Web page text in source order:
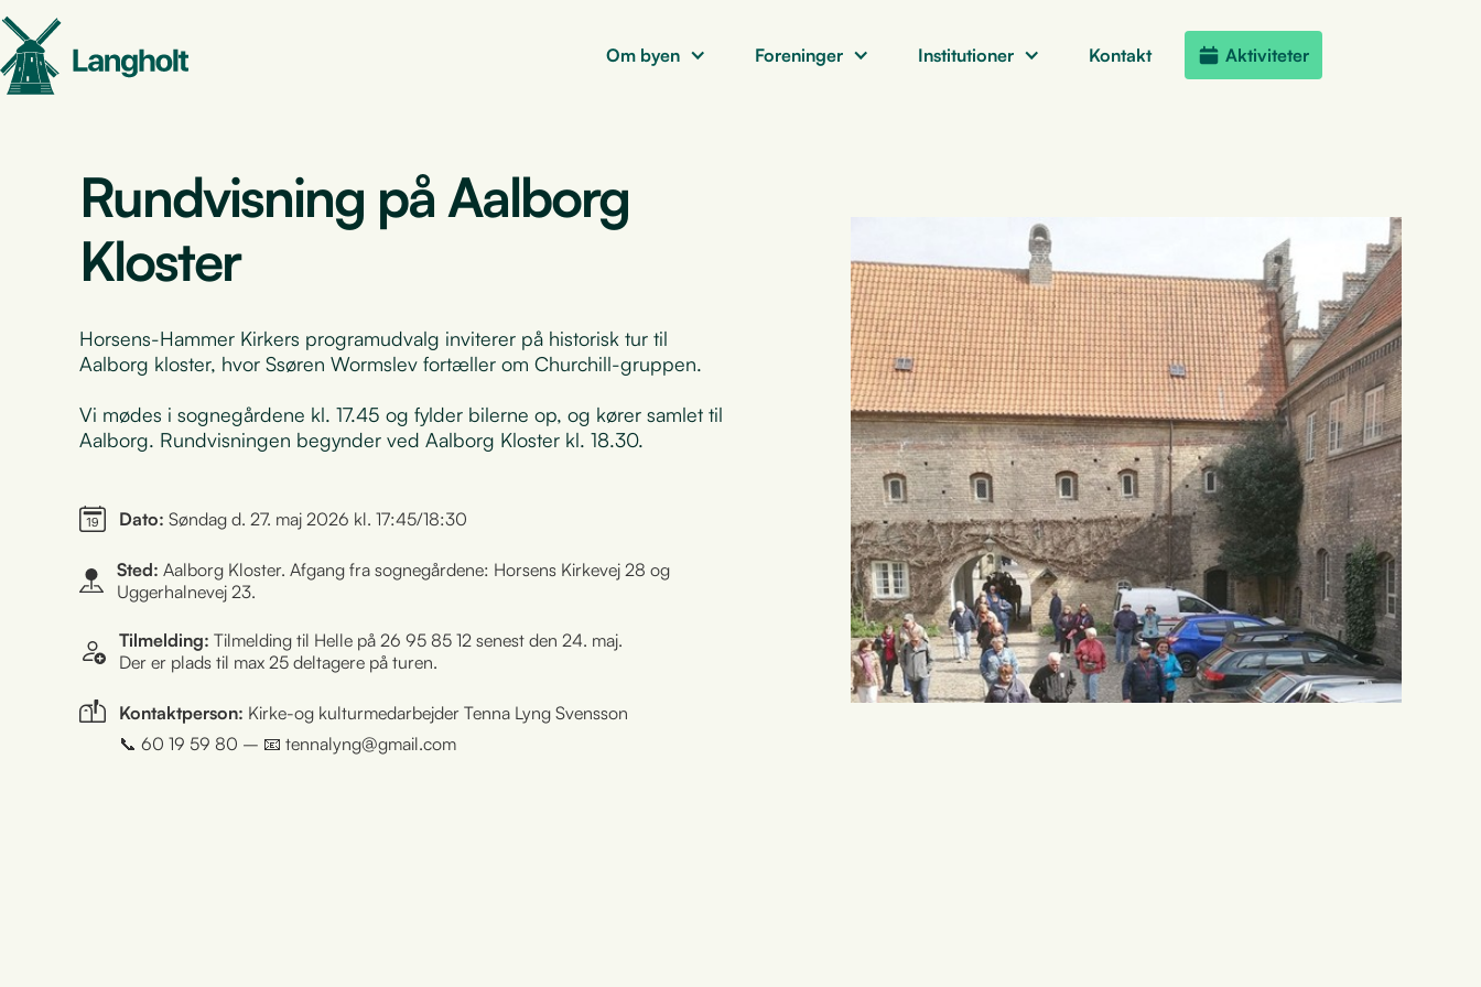
Om byen Foreninger Institutioner Kontakt Aktiviteter
Rundvisning på Aalborg
Kloster
Horsens-Hammer Kirkers programudvalg inviterer på historisk tur til
Aalborg kloster, hvor Ssøren Wormslev fortæller om Churchill-gruppen.
Vi mødes i sognegårdene kl. 17.45 og fylder bilerne op, og kører samlet til
Aalborg. Rundvisningen begynder ved Aalborg Kloster kl. 18.30.
Dato: Søndag d. 27. maj 2026 kl. 17:45/18:30
Sted: Aalborg Kloster. Afgang fra sognegårdene: Horsens Kirkevej 28 og
Uggerhalnevej 23.
Tilmelding: Tilmelding til Helle på 26 95 85 12 senest den 24. maj.
Der er plads til max 25 deltagere på turen.
Kontaktperson: Kirke-og kulturmedarbejder Tenna Lyng Svensson
📞 60 19 59 80 – 📧 tennalyng@gmail.com